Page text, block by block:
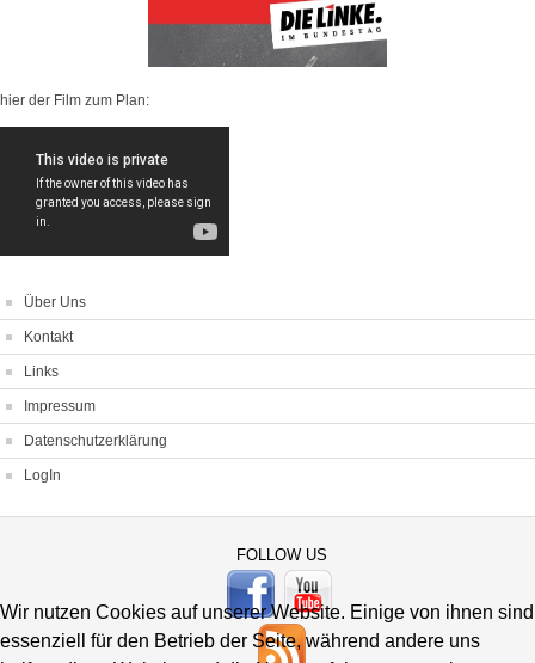
hier der Film zum Plan:
Über Uns
Kontakt
Links
Impressum
Datenschutzerklärung
LogIn
FOLLOW US
Wir nutzen Cookies auf unserer Website. Einige von ihnen sind
essenziell für den Betrieb der Seite, während andere uns